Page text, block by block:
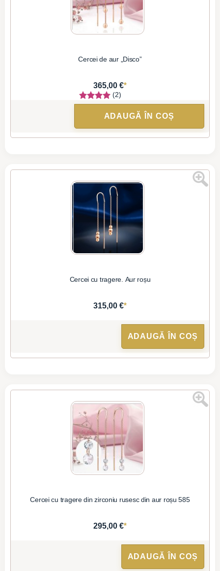
Cercei de aur „Disco”
365,00 €*
(2)
ADAUGĂ ÎN COȘ
Cercei cu tragere. Aur roșu
315,00 €*
ADAUGĂ ÎN COȘ
Cercei cu tragere din zirconiu rusesc din aur roșu 585
295,00 €*
ADAUGĂ ÎN COȘ